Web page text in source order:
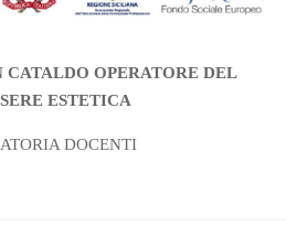
CATALDO OPERATORE DEL
ESTETICA
DOCENTI